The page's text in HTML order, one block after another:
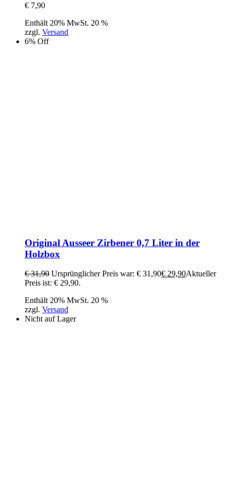
€ 7,90
Enthält 20% MwSt. 20 %
zzgl. Versand
6% Off
Original Ausseer Zirbener 0,7 Liter in der
Holzbox
€31,90 Ursprünglicher Preis war: € 31,90€ 29,90Aktueller
Preis ist: € 29,90.
Enthält 20% MwSt. 20 %
zzgl. Versand
Nicht auf Lager